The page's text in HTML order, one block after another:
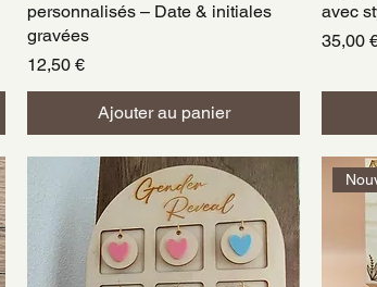
personnalisés – Date & initiales
gravées
Prix
12,50 €
Ajouter au panier
avec
Prix
35,00